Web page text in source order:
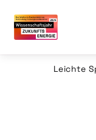
Leichte